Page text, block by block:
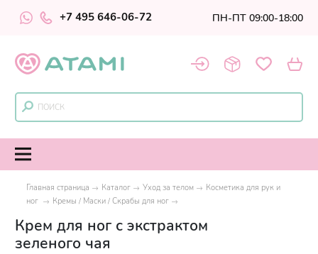
+7 495 646-06-72 ПН-ПТ 09:00-18:00
Главная страница Каталог Уход за телом
Косметика для рук и
ног
Кремы / Маски / Скрабы для ног
Крем для ног с экстрактом
зеленого чая